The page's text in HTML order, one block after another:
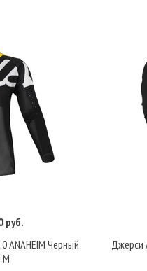
руб.
ANAHEIM Черный
Джерси